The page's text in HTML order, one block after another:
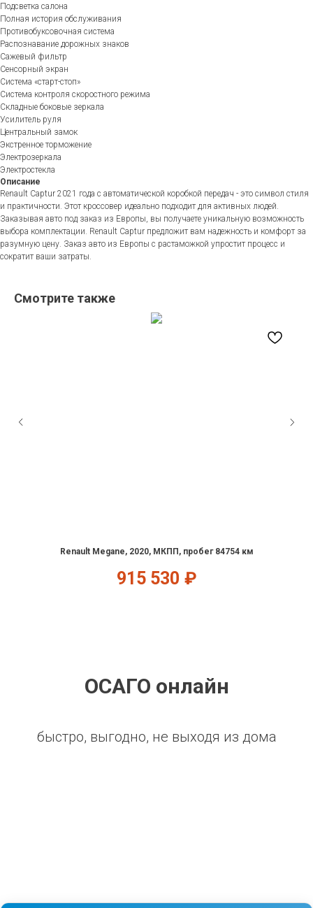
Подсветка салона
Полная история обслуживания
Противобуксовочная система
Распознавание дорожных знаков
Сажевый фильтр
Сенсорный экран
Система «старт-стоп»
Система контроля скоростного режима
Складные боковые зеркала
Усилитель руля
Центральный замок
Экстренное торможение
Электрозеркала
Электростекла
Описание
Renault Captur 2021 года с автоматической коробкой передач - это символ стиля
и практичности. Этот кроссовер идеально подходит для активных людей.
Заказывая авто под заказ из Европы, вы получаете уникальную возможность
выбора комплектации. Renault Captur предложит вам надежность и комфорт за
разумную цену. Заказ авто из Европы с растаможкой упростит процесс и
сократит ваши затраты.
Смотрите также
Renault Megane, 2020, МКПП, пробег 84754 км
915 530 ₽
ОСАГО онлайн
быстро, выгодно, не выходя из дома